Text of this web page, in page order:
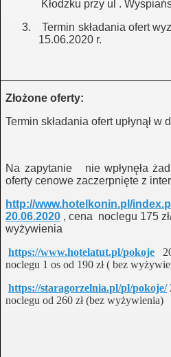
Kłodzku przy ul .
3.
Termin składania ofert
15.06.2020 r.
Złożone oferty:
Termin składania ofert upłynął w
Na zapytanie
nie wpłynęła
oferty cenowe zaczerpnięte z
http://www.hotelkonin.pl/
20.06.2020 , cena noclegu 175
wyżywienia
https://www.hotelatut.pl/pokoje
noclegu 1 os od 190 zł ( bez
https://staragorzelnia.pl/pl/pokoje/
noclegu od 260 zł (bez wyżywienia)
życia społecznego i
wiejskiej